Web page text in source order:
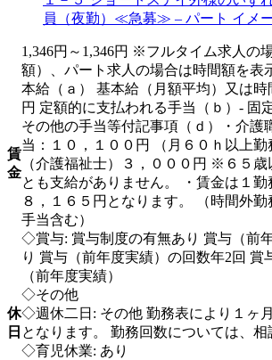
賃
金
1,346円～1,346円 ※フルタイム求人の
額）、パート求人の場合は時間額を表
本給（ａ） 基本給（月額平均）又は時
円 定額的に支払われる手当（ｂ）- 固
その他の手当等付記事項（ｄ）・介護
当：１０，１００円 （月６０ｈ以上勤
（介護福祉士）３，０００円 ※６５歳
とも支給がありません。 ・賃金は１勤
８，１６５円となります。 （時間外
手当含む）
◇賞与: 賞与制度の有無あり 賞与（前
り 賞与（前年度実績）の回数年2回 賞
（前年度実績）
休
日
◇その他
◇週休二日: その他 勤務表により１ヶ
となります。 勤務回数については、相
◇育児休業: あり